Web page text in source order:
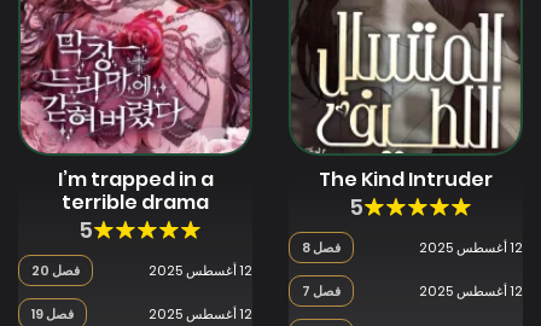
The Kind Intruder
5
فصل 8 12 أغسطس 2025
فصل 7 12 أغسطس 2025
I’m trapped in a
terrible drama
5
فصل 20 12 أغسطس 2025
فصل 19 12 أغسطس 2025